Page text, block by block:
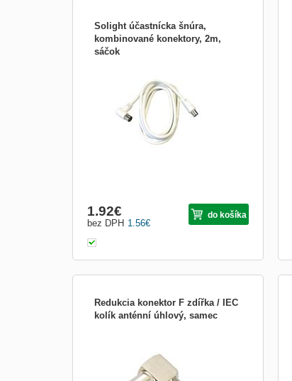
Solight účastnícka šnúra,
kombinované konektory, 2m,
sáčok
1.56€
bez DPH
1.92€ do košíka
Redukcia konektor F zdířka / IEC
kolík anténní úhlový, samec